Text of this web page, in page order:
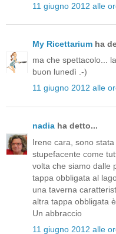
11 giugno 2012 alle
My Ricettarium ha
ma che spettacolo...
buon lunedì .-)
11 giugno 2012 alle
nadia ha detto...
Irene cara, sono
stupefacente come
volta che siamo dalle
tappa obbligata al
una taverna
altra tappa obbligata
Un abbraccio
11 giugno 2012 alle